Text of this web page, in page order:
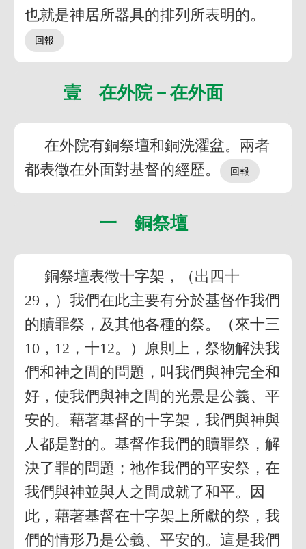
也就是神居所器具的排列所表明的。
壹 在外院－在外面
在外院有銅祭壇和銅洗濯盆。兩者
都表徵在外面對基督的經歷。
一 銅祭壇
銅祭壇表徵十字架，（出四十
29，）我們在此主要有分於基督作我們
的贖罪祭，及其他各種的祭。（來十三
10，12，十12。）原則上，祭物解決我
們和神之間的問題，叫我們與神完全和
好，使我們與神之間的光景是公義、平
安的。藉著基督的十字架，我們與神與
人都是對的。基督作我們的贖罪祭，解
決了罪的問題；祂作我們的平安祭，在
我們與神並與人之間成就了和平。因
此，藉著基督在十字架上所獻的祭，我
們的情形乃是公義、平安的。這是我們